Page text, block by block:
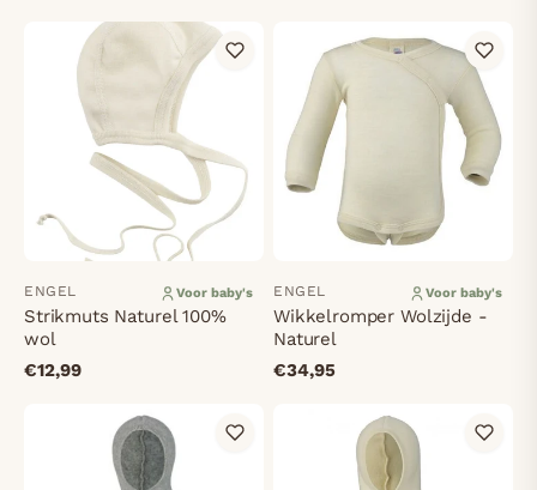
ENGEL Voor baby's
Strikmuts Naturel 100%
wol
€12,99
ENGEL Voor baby's
Wikkelromper Wolzijde -
Naturel
€34,95